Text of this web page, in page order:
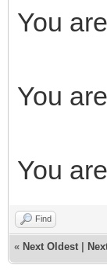
You
You
You
Find
« Next Oldest